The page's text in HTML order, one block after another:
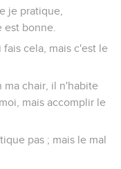
je pratique,
est bonne.
cela, mais c'est le
ma chair, il n'habite
mais accomplir le
pas ; mais le mal